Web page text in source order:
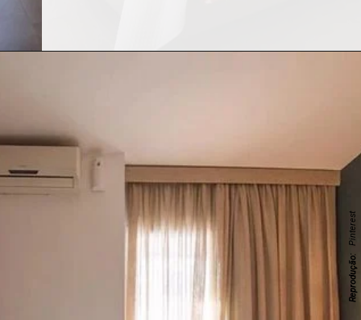
Reprodução:
Pinterest